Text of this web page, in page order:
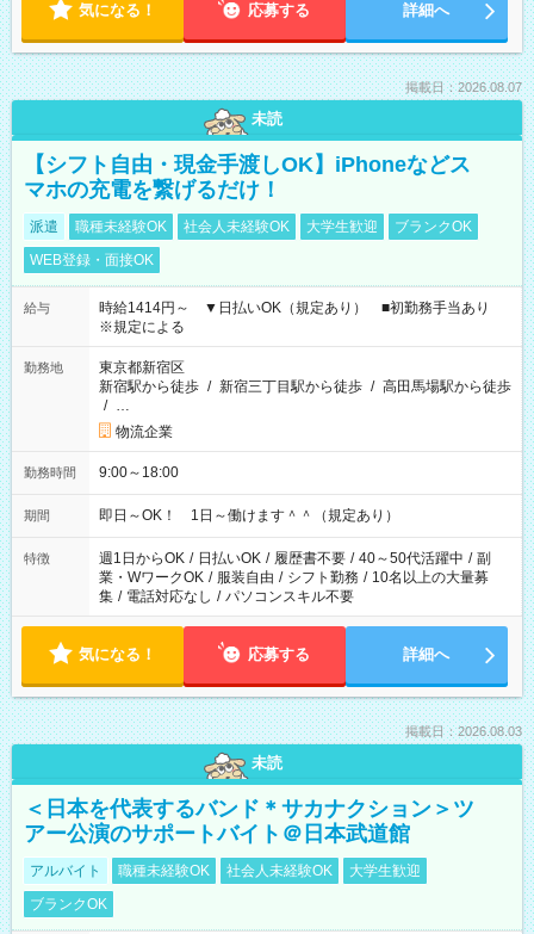
気になる！ 応募する 詳細へ
掲載日：2026.08.07
未読
【シフト自由・現金手渡しOK】iPhoneなどス
マホの充電を繋げるだけ！
派遣 職種未経験OK 社会人未経験OK 大学生歓迎
ブランクOK
WEB登録・面接OK
給与
時給1414円～ ▼日払いOK（規定あり） ■初勤務手当あり
※規定による
勤務地
東京都新宿区
新宿駅から徒歩 / 新宿三丁目駅から徒歩 / 高田馬場駅から徒歩
/ …
物流企業
勤務時間 9:00～18:00
期間 即日～OK！ 1日～働けます＾＾（規定あり）
特徴 週1日からOK / 日払いOK / 履歴書不要 / 40～50代活躍中 / 副
業・WワークOK / 服装自由 / シフト勤務 / 10名以上の大量募
集 / 電話対応なし / パソコンスキル不要
気になる！ 応募する 詳細へ
掲載日：2026.08.03
未読
＜日本を代表するバンド＊サカナクション＞ツ
アー公演のサポートバイト＠日本武道館
アルバイト 職種未経験OK 社会人未経験OK
大学生歓迎
ブランクOK